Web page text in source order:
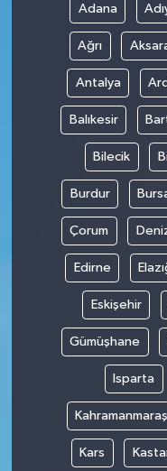
Adana
Ağrı
Antalya
Balıkesir
Bilecik
Burdur
Çorum
Edirne
Eskişehir
Gümüşhane
Isparta
Kahramanmaraş
Kars